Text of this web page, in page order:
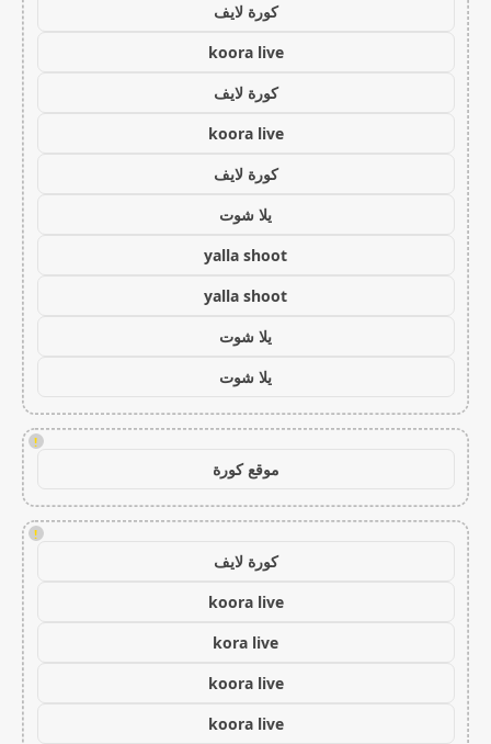
كورة لايف
koora live
كورة لايف
koora live
كورة لايف
يلا شوت
yalla shoot
yalla shoot
يلا شوت
يلا شوت
!
موقع كورة
!
كورة لايف
koora live
kora live
koora live
koora live